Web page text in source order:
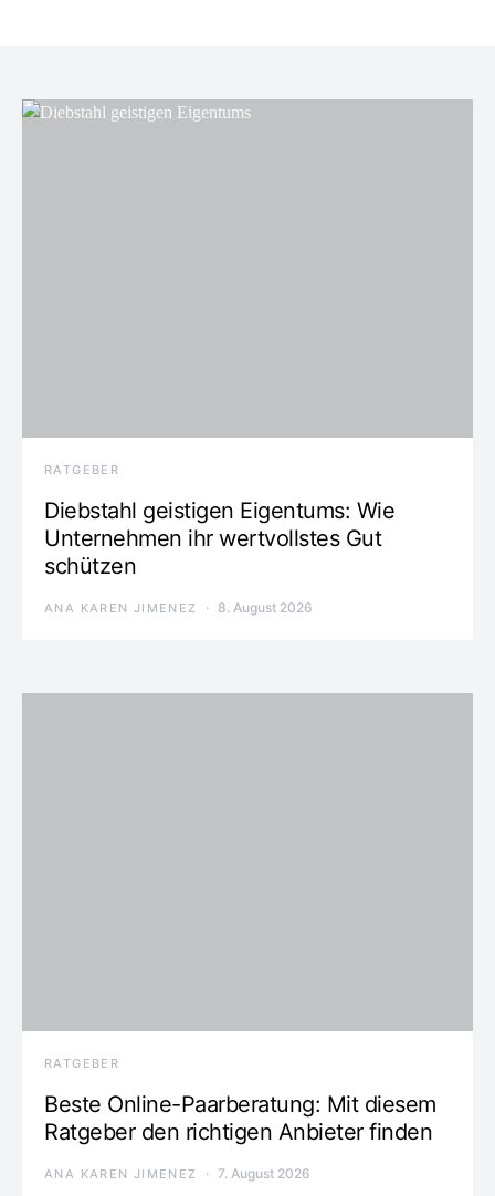
RATGEBER
Diebstahl geistigen Eigentums: Wie
Unternehmen ihr wertvollstes Gut
schützen
ANA KAREN JIMENEZ 8. August 2026
RATGEBER
Beste Online-Paarberatung: Mit diesem
Ratgeber den richtigen Anbieter finden
ANA KAREN JIMENEZ 7. August 2026